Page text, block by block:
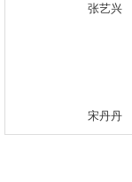
张艺兴
宋丹丹